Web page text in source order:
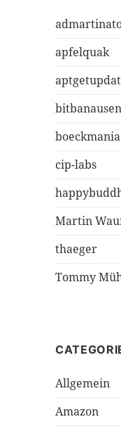
o
:
apfelquak
bitbanausen
boeckmania
cip-labs
Martin
thaeger
Tommy
Allgemein
Amazon